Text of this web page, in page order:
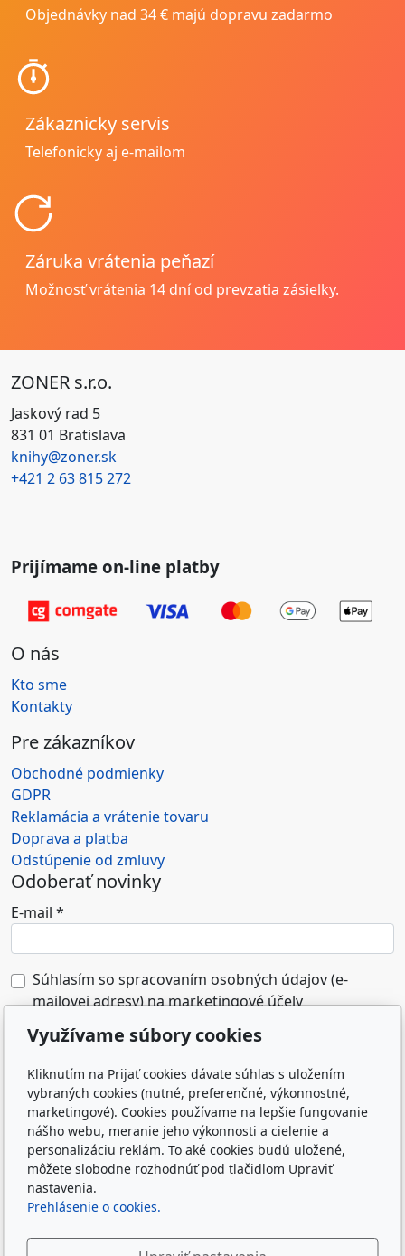
Objednávky nad 34 € majú dopravu zadarmo
Zákaznicky servis
Telefonicky aj e-mailom
Záruka vrátenia peňazí
Možnosť vrátenia 14 dní od prevzatia zásielky.
ZONER s.r.o.
Jaskový rad 5
831 01 Bratislava
knihy@zoner.sk
+421 2 63 815 272
Prijímame on-line platby
O nás
Kto sme
Kontakty
Pre zákazníkov
Obchodné podmienky
GDPR
Reklamácia a vrátenie tovaru
Doprava a platba
Odstúpenie od zmluvy
Odoberať novinky
E-mail *
Súhlasím so spracovaním osobných údajov (e-
mailovej adresy) na marketingové účely
osobných údajov zadaných do formulára na účely
reakcie prevádzkovateľa webu na odoslanú správu.
Zásady spracovania osobných údajov
Využívame súbory cookies
Kliknutím na Prijať cookies dávate súhlas s uložením
vybraných cookies (nutné, preferenčné, výkonnostné,
marketingové). Cookies používame na lepšie fungovanie
nášho webu, meranie jeho výkonnosti a cielenie a
personalizáciu reklám. To aké cookies budú uložené,
môžete slobodne rozhodnúť pod tlačidlom Upraviť
nastavenia.
Prehlásenie o cookies.